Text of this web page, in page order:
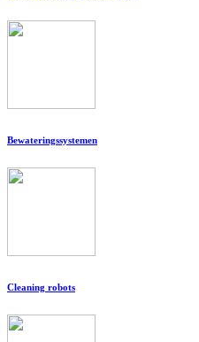
Bewateringssystemen
Cleaning robots